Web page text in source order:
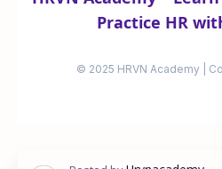
Practice HR
© 2025 HRVN Academy |